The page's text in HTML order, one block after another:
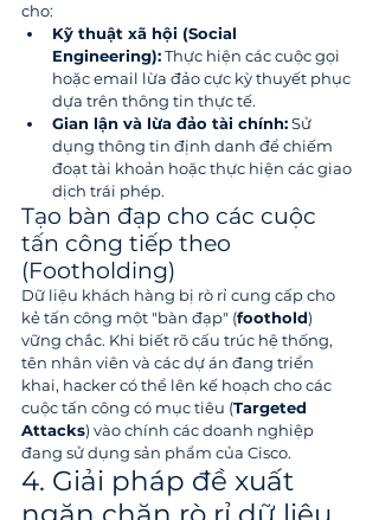
cho:
Kỹ thuật xã hội (Social
Engineering): Thực hiện các cuộc gọi
hoặc email lừa đảo cực kỳ thuyết phục
dựa trên thông tin thực tế.
Gian lận và lừa đảo tài chính: Sử
dụng thông tin định danh để chiếm
đoạt tài khoản hoặc thực hiện các giao
dịch trái phép.
Tạo bàn đạp cho các cuộc
tấn công tiếp theo
(Footholding)
Dữ liệu khách hàng bị rò rỉ cung cấp cho
kẻ tấn công một "bàn đạp" (foothold)
vững chắc. Khi biết rõ cấu trúc hệ thống,
tên nhân viên và các dự án đang triển
khai, hacker có thể lên kế hoạch cho các
cuộc tấn công có mục tiêu (Targeted
Attacks) vào chính các doanh nghiệp
đang sử dụng sản phẩm của Cisco.
4. Giải pháp đề xuất